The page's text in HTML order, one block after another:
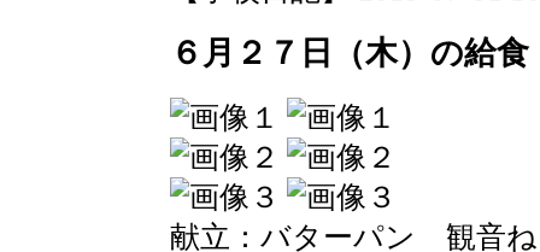
６月２７日（木）の給食
献立：バターパン 観音